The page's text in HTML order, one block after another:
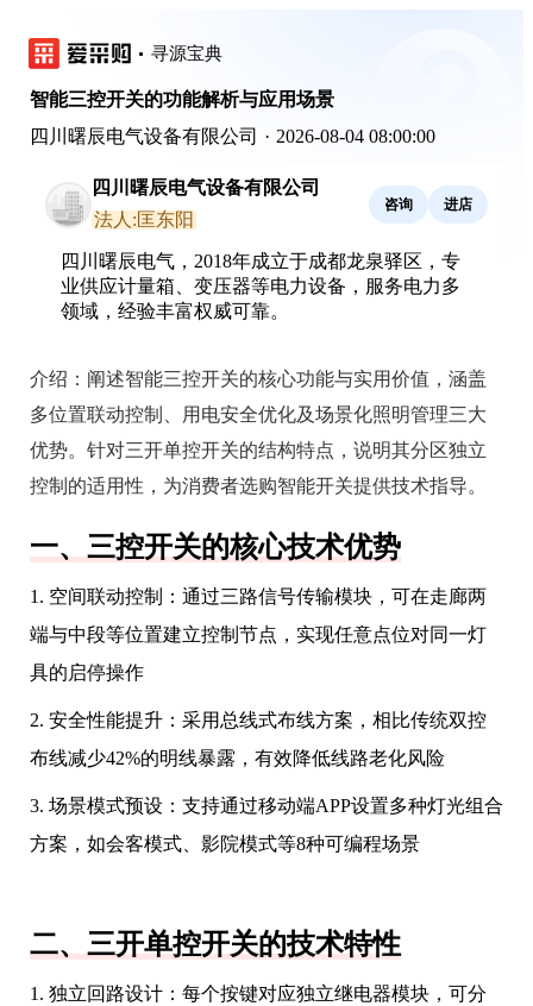
寻源宝典
智能三控开关的功能解析与应用场景
四川曙辰电气设备有限公司 · 2026-08-04 08:00:00
四川曙辰电气设备有限公司
法人:匡东阳
咨询 进店
四川曙辰电气，2018年成立于成都龙泉驿区，专
业供应计量箱、变压器等电力设备，服务电力多
领域，经验丰富权威可靠。
介绍： 阐述智能三控开关的核心功能与实用价值，涵盖
多位置联动控制、用电安全优化及场景化照明管理三大
优势。针对三开单控开关的结构特点，说明其分区独立
控制的适用性，为消费者选购智能开关提供技术指导。
一、三控开关的核心技术优势
1. 空间联动控制：通过三路信号传输模块，可在走廊两
端与中段等位置建立控制节点，实现任意点位对同一灯
具的启停操作
2. 安全性能提升：采用总线式布线方案，相比传统双控
布线减少42%的明线暴露，有效降低线路老化风险
3. 场景模式预设：支持通过移动端APP设置多种灯光组合
方案，如会客模式、影院模式等8种可编程场景
二、三开单控开关的技术特性
1. 独立回路设计：每个按键对应独立继电器模块，可分